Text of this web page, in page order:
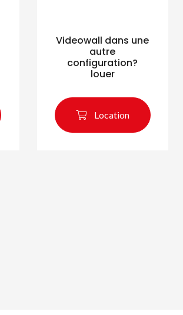
Videowall dans une
autre
configuration?
louer
Location